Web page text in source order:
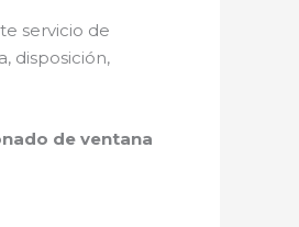
servicio de
disposición,
de ventana